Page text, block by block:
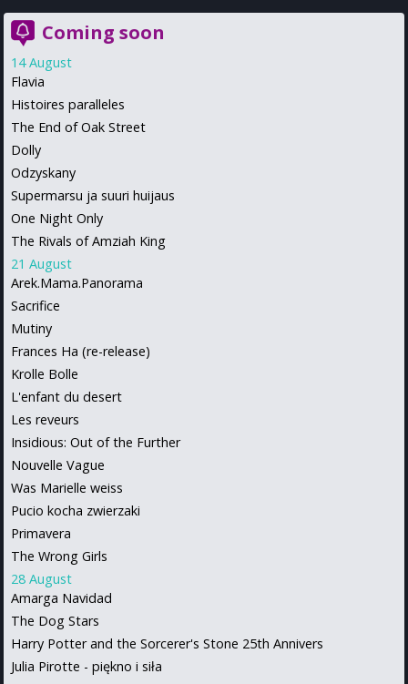
Coming soon
14 August
Flavia
Histoires paralleles
The End of Oak Street
Dolly
Odzyskany
Supermarsu ja suuri huijaus
One Night Only
The Rivals of Amziah King
21 August
Arek.Mama.Panorama
Sacrifice
Mutiny
Frances Ha (re-release)
Krolle Bolle
L'enfant du desert
Les reveurs
Insidious: Out of the Further
Nouvelle Vague
Was Marielle weiss
Pucio kocha zwierzaki
Primavera
The Wrong Girls
28 August
Amarga Navidad
The Dog Stars
Harry Potter and the Sorcerer's Stone 25th Annivers
Julia Pirotte - piękno i siła